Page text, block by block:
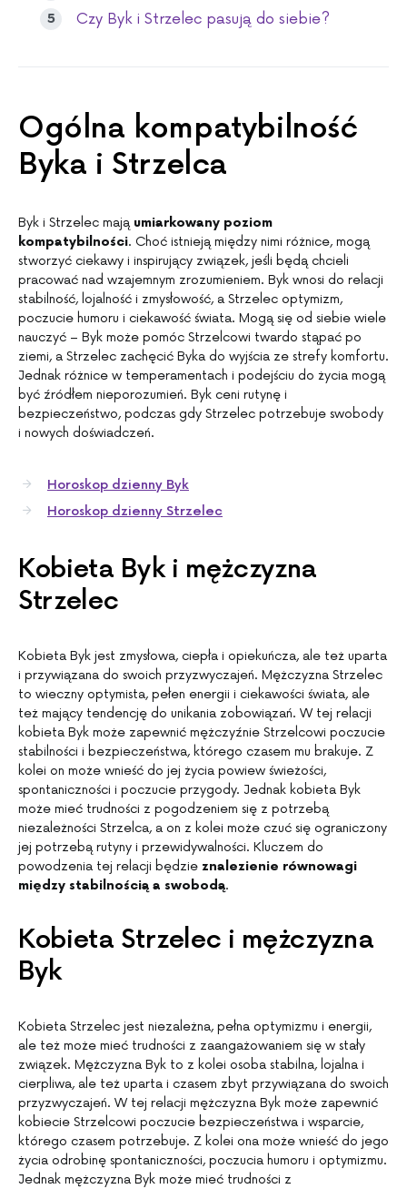
Czy Byk i Strzelec pasują do siebie?
Ogólna kompatybilność
Byka i Strzelca
Byk i Strzelec mają umiarkowany poziom
kompatybilności. Choć istnieją między nimi różnice, mogą
stworzyć ciekawy i inspirujący związek, jeśli będą chcieli
pracować nad wzajemnym zrozumieniem. Byk wnosi do relacji
stabilność, lojalność i zmysłowość, a Strzelec optymizm,
poczucie humoru i ciekawość świata. Mogą się od siebie wiele
nauczyć – Byk może pomóc Strzelcowi twardo stąpać po
ziemi, a Strzelec zachęcić Byka do wyjścia ze strefy komfortu.
Jednak różnice w temperamentach i podejściu do życia mogą
być źródłem nieporozumień. Byk ceni rutynę i
bezpieczeństwo, podczas gdy Strzelec potrzebuje swobody
i nowych doświadczeń.
Horoskop dzienny Byk
Horoskop dzienny Strzelec
Kobieta Byk i mężczyzna
Strzelec
Kobieta Byk jest zmysłowa, ciepła i opiekuńcza, ale też uparta
i przywiązana do swoich przyzwyczajeń. Mężczyzna Strzelec
to wieczny optymista, pełen energii i ciekawości świata, ale
też mający tendencję do unikania zobowiązań. W tej relacji
kobieta Byk może zapewnić mężczyźnie Strzelcowi poczucie
stabilności i bezpieczeństwa, którego czasem mu brakuje. Z
kolei on może wnieść do jej życia powiew świeżości,
spontaniczności i poczucie przygody. Jednak kobieta Byk
może mieć trudności z pogodzeniem się z potrzebą
niezależności Strzelca, a on z kolei może czuć się ograniczony
jej potrzebą rutyny i przewidywalności. Kluczem do
powodzenia tej relacji będzie znalezienie równowagi
między stabilnością a swobodą.
Kobieta Strzelec i mężczyzna
Byk
Kobieta Strzelec jest niezależna, pełna optymizmu i energii,
ale też może mieć trudności z zaangażowaniem się w stały
związek. Mężczyzna Byk to z kolei osoba stabilna, lojalna i
cierpliwa, ale też uparta i czasem zbyt przywiązana do swoich
przyzwyczajeń. W tej relacji mężczyzna Byk może zapewnić
kobiecie Strzelcowi poczucie bezpieczeństwa i wsparcie,
którego czasem potrzebuje. Z kolei ona może wnieść do jego
życia odrobinę spontaniczności, poczucia humoru i optymizmu.
Jednak mężczyzna Byk może mieć trudności z